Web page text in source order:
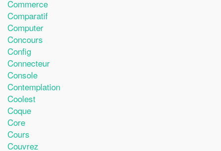
Commerce
Comparatif
Computer
Concours
Config
Connecteur
Console
Contemplation
Coolest
Coque
Core
Cours
Couvrez